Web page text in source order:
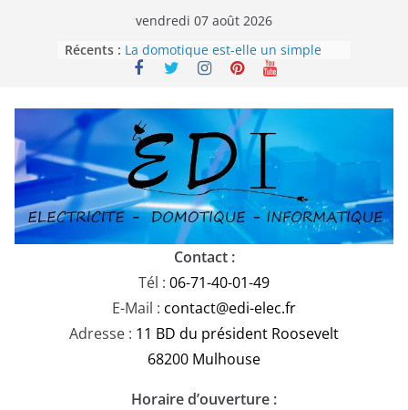
vendredi 07 août 2026
Récents : La domotique est-elle un simple
gadget ou un véritable allié dans
Remplacement des câbles U1000-
R2V : Ce qu’il faut savoir
Comprendre le Rapport de Réserve
Électrique en 2025
Parafoudre domestique : est-il
obligatoire en Alsace selon la
norme NF C 15-100-1 ?
Choisir la domotique sur mesure,
Plug&Play ou générique ?
Contact :
Tél : 06-71-40-01-49
E-Mail : contact@edi-elec.fr
Adresse : 11 BD du président Roosevelt
68200 Mulhouse
Horaire d’ouverture :